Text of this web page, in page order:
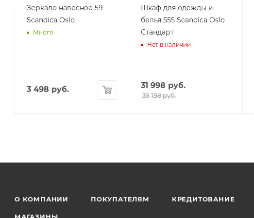
Зеркало навесное 59
Scandica Oslo
Много
3 498 руб.
Шкаф для одежды и
белья 555 Scandica Oslo
Стандарт
Нет в наличии
31 998 руб.
39 198 руб.
О КОМПАНИИ ПОКУПАТЕЛЯМ КРЕДИТОВАНИЕ